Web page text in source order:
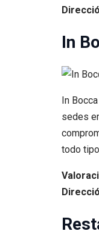
In
In
sedes
todo